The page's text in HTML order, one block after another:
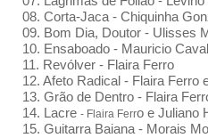
08. Corta-Jaca - Chiquinha
09. Bom Dia, Doutor - Ulisses
10. Ensaboado - Mauricio
11. Revólver - Flaira Ferro
12. Afeto Radical - Flaira Ferro
13. Grão de Dentro - Flaira
14. Lacre - Flaira Ferro e Juliano
15. Guitarra Baiana - Morais